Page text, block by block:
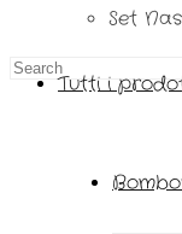
Set
Tutti i